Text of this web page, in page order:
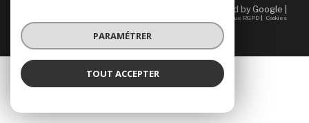
© 2026 | Tous droits réservés | Traduction powered by Google |
Politique RGPD Cookies
PARAMÉTRER
TOUT ACCEPTER